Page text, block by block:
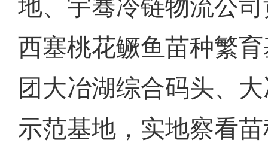
地、宇骞冷链物流公
西塞桃花鳜鱼苗种繁
团大冶湖综合码头、
示范基地，实地察看